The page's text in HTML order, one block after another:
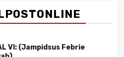
VI: (Jampidsus Febrie